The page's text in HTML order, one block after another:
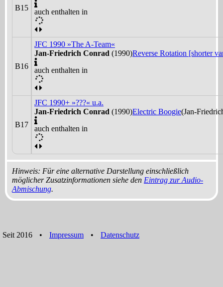
B15
auch enthalten in
B16
JFC 1990 »The A-Team«
Jan-Friedrich Conrad (1990)Reverse Rotation [shorter
auch enthalten in
B17
JFC 1990+ »???« u.a.
Jan-Friedrich Conrad (1990)Electric Boogie(Jan-
auch enthalten in
Hinweis: Für eine alternative Darstellung einschließlich
möglicher Zusatzinformationen siehe den Eintrag zur Audio-
Abmischung.
Seit 2016 • Impressum • Datenschutz